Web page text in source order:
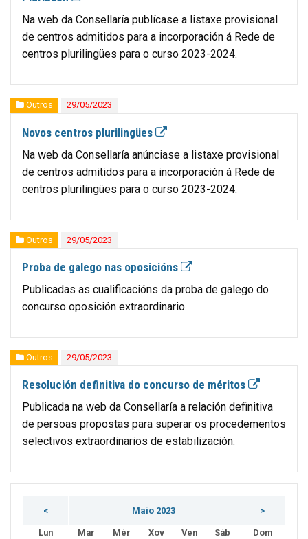
Na web da Consellaría publícase a listaxe provisional
de centros admitidos para a incorporación á Rede de
centros plurilingües para o curso 2023-2024.
Outros 29/05/2023
Novos centros plurilingües
Na web da Consellaría anúnciase a listaxe provisional
de centros admitidos para a incorporación á Rede de
centros plurilingües para o curso 2023-2024.
Outros 29/05/2023
Proba de galego nas oposicións
Publicadas as cualificacións da proba de galego do
concurso oposición extraordinario.
Outros 29/05/2023
Resolución definitiva do concurso de méritos
Publicada na web da Consellaría a relación definitiva
de persoas propostas para superar os procedementos
selectivos extraordinarios de estabilización.
< Maio 2023 >
Lun Mar Mér Xov Ven Sáb
Dom